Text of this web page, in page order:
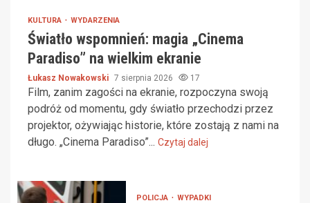
KULTURA WYDARZENIA
Światło wspomnień: magia „Cinema
Paradiso” na wielkim ekranie
Łukasz Nowakowski 7 sierpnia 2026 17
Film, zanim zagości na ekranie, rozpoczyna swoją
podróż od momentu, gdy światło przechodzi przez
projektor, ożywiając historie, które zostają z nami na
długo. „Cinema Paradiso”... Czytaj dalej
POLICJA WYPADKI